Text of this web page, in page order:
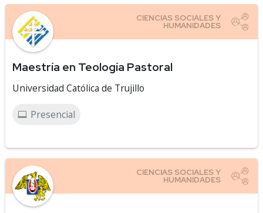
Maestría en Teología Pastoral
Universidad Católica de Trujillo
Presencial